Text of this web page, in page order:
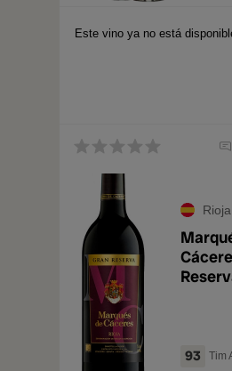
Este vino ya no está
Rioja
93 Tim